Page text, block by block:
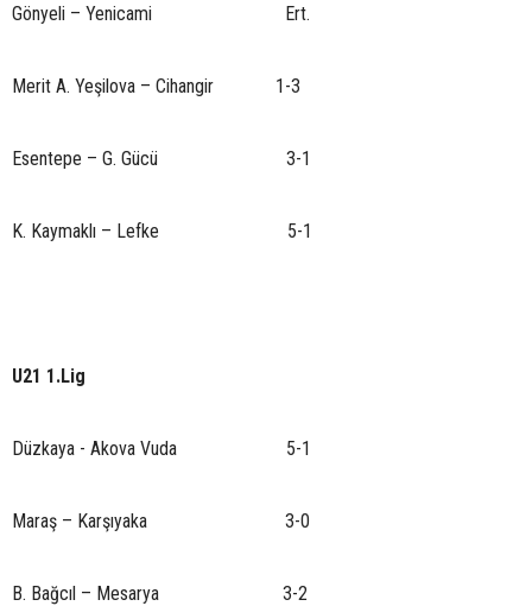
Gönyeli – Yenicami Ert.
Merit A. Yeşilova – Cihangir 1-3
Esentepe – G. Gücü 3-1
K. Kaymaklı – Lefke 5-1
U21 1.Lig
Düzkaya - Akova Vuda 5-1
Maraş – Karşıyaka 3-0
B. Bağcıl – Mesarya 3-2